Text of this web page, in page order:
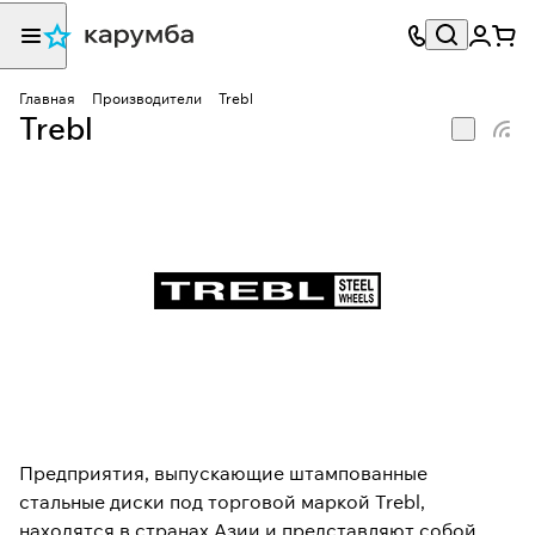
Главная Производители Trebl
Trebl
Предприятия, выпускающие штампованные
стальные диски под торговой маркой Trebl,
находятся в странах Азии и представляют собой